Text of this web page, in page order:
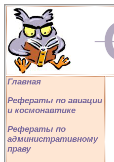
Главная
Рефераты по авиации
и космонавтике
Рефераты по
административному
праву